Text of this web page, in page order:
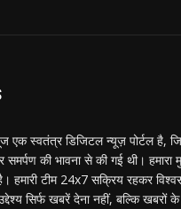
एक स्वतंत्र डिजिटल न्यूज़ पोर्टल है,
की भावना से की गई थी। हमारा
हमारी टीम 24x7 सक्रिय रहकर
सिर्फ खबरें देना नहीं, बल्कि खबरों